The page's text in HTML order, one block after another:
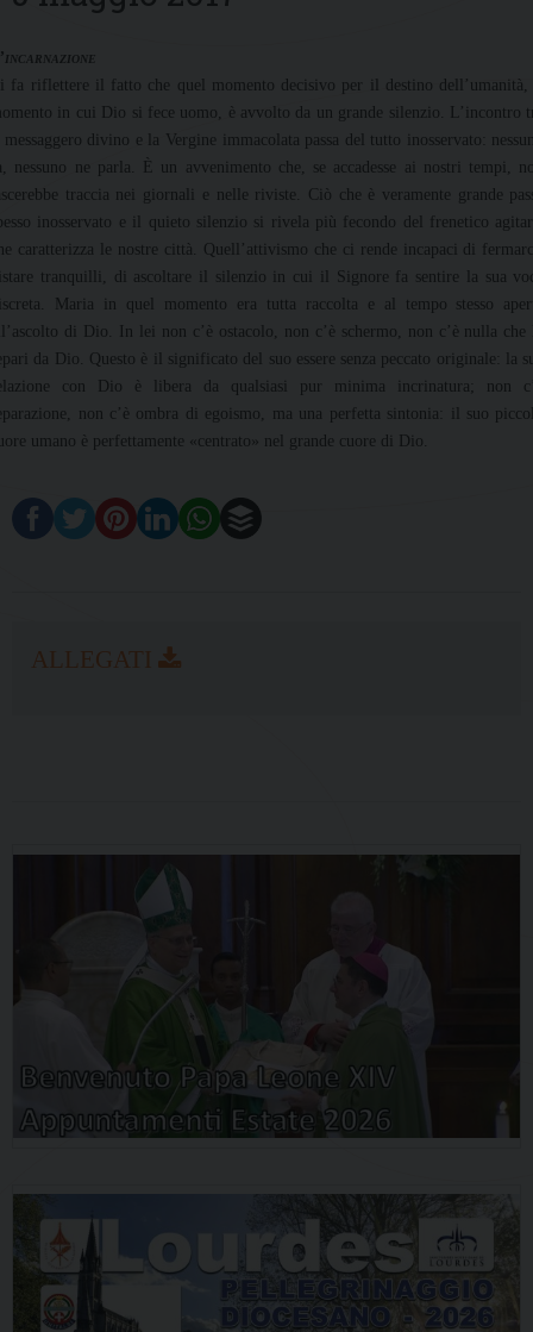
fa riflettere il fatto che quel momento decisivo per il destino
in cui Dio si fece uomo, è avvolto da un grande silenzio. L’incontro
divino e la Vergine immacolata passa del tutto inosservato:
nessuno ne parla. È un avvenimento che, se accadesse ai nostri tempi,
traccia nei giornali e nelle riviste. Ciò che è veramente grande
inosservato e il quieto silenzio si rivela più fecondo del frenetico
caratterizza le nostre città. Quell’attivismo che ci rende incapaci di
tranquilli, di ascoltare il silenzio in cui il Signore fa sentire la sua
Maria in quel momento era tutta raccolta e al tempo stesso
di Dio. In lei non c’è ostacolo, non c’è schermo, non c’è nulla che
da Dio. Questo è il significato del suo essere senza peccato originale: la
con Dio è libera da qualsiasi pur minima incrinatura; non
non c’è ombra di egoismo, ma una perfetta sintonia: il suo
umano è perfettamente «centrato» nel grande cuore di Dio.